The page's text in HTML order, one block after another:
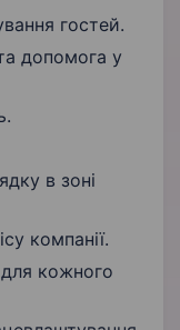
гостей.
допомога у
в зоні
компанії.
кожного